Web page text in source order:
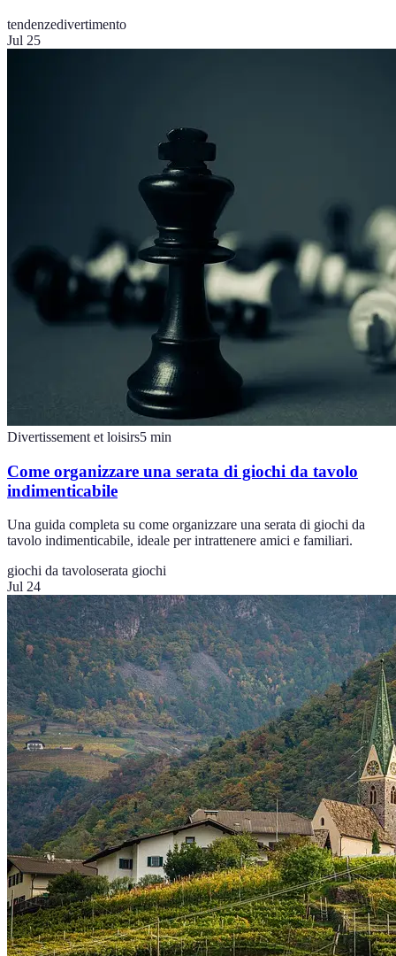
tendenzedivertimento
Jul 25
Divertissement et loisirs5 min
Come organizzare una serata di giochi da tavolo
indimenticabile
Una guida completa su come organizzare una serata di giochi da
tavolo indimenticabile, ideale per intrattenere amici e familiari.
giochi da tavoloserata giochi
Jul 24